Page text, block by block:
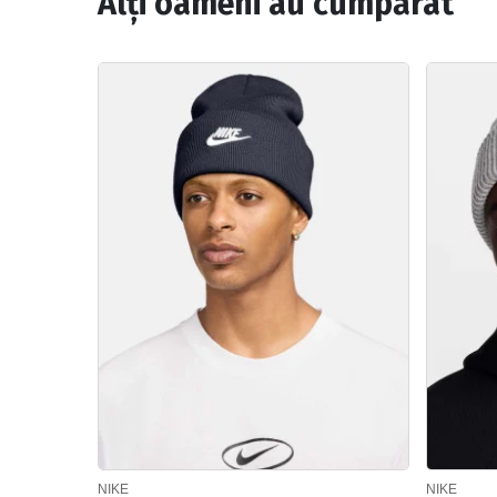
NIKE NIKE